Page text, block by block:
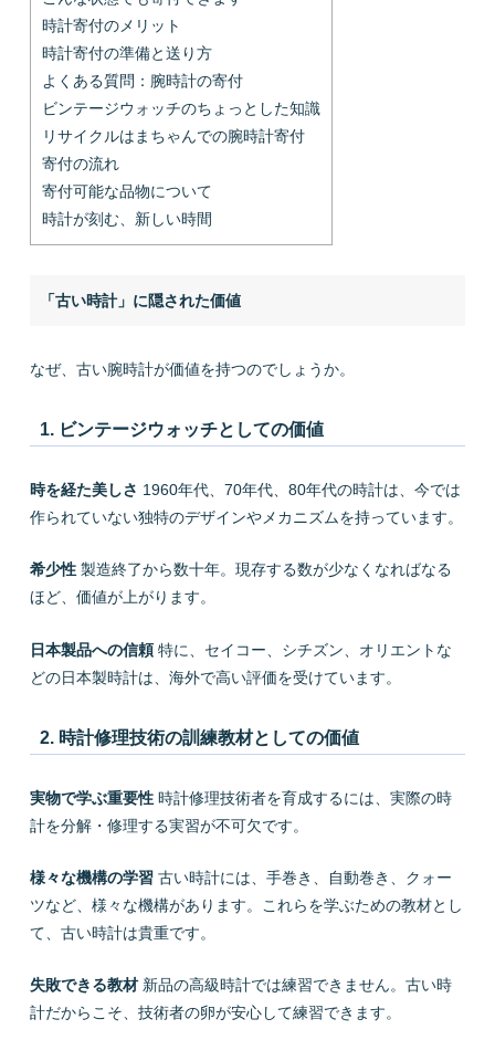
時計寄付のメリット
時計寄付の準備と送り方
よくある質問：腕時計の寄付
ビンテージウォッチのちょっとした知識
リサイクルはまちゃんでの腕時計寄付
寄付の流れ
寄付可能な品物について
時計が刻む、新しい時間
「古い時計」に隠された価値
なぜ、古い腕時計が価値を持つのでしょうか。
1. ビンテージウォッチとしての価値
時を経た美しさ 1960年代、70年代、80年代の時計は、今では
作られていない独特のデザインやメカニズムを持っています。
希少性製造終了から数十年。現存する数が少なくなればなる
ほど、価値が上がります。
日本製品への信頼特に、セイコー、シチズン、オリエントな
どの日本製時計は、海外で高い評価を受けています。
2. 時計修理技術の訓練教材としての価値
実物で学ぶ重要性時計修理技術者を育成するには、実際の時
計を分解・修理する実習が不可欠です。
様々な機構の学習古い時計には、手巻き、自動巻き、クォー
ツなど、様々な機構があります。これらを学ぶための教材とし
て、古い時計は貴重です。
失敗できる教材新品の高級時計では練習できません。古い時
計だからこそ、技術者の卵が安心して練習できます。